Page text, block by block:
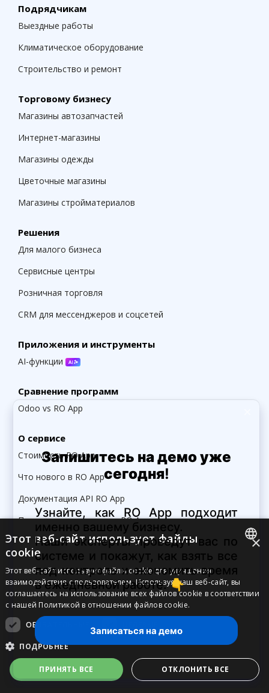
Подрядчикам
Выездные работы
Климатическое оборудование
Строительство и ремонт
Торговому бизнесу
Магазины автозапчастей
Интернет-магазины
Магазины одежды
Цветочные магазины
Магазины стройматериалов
Решения
Для малого бизнеса
Сервисные центры
Розничная торговля
CRM для мессенджеров и соцсетей
Приложения и инструменты
AI-функции
Сравнение программ
Odoo vs RO App
О сервисе
Стоимость RO App
Что нового в RO App
Документация API RO App
Партнерская программа RO App
Реферальная программа RO App
Служба поддержки RO App
Скачайте наши приложения
Мобильное приложение RO App
Управляйте заказами, где бы вы ни
находились
RUSSIAN
GERMAN
PORTUGUESE
×
Этот веб-сайт использует файлы
cookie
Этот веб-сайт использует файлы cookie для улучшения
взаимодействия с пользователем. Используя наш веб-сайт, вы
соглашаетесь на использование всех файлов cookie в соответствии
с нашей Политикой в ​​отношении файлов cookie.
ОБЯЗАТЕЛЬНЫЕ
ПОДРОБНЕЕ
ПРИНЯТЬ ВСЕ ОТКЛОНИТЬ ВСЕ